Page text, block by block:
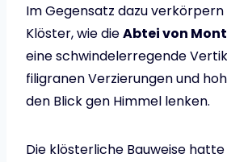
Im Gegensatz dazu
Klöster, wie dieAbtei von
eine schwindelerregende
filigranen Verzierungen und
den Blick gen Himmel lenken.
Die klösterliche Bauweise